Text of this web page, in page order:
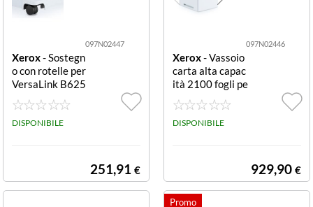
097N02447
Xerox- Sostegn
o con rotelle per
VersaLink B625
Caster Base B6
20
DISPONIBILE
251,91 €
097N02446
Xerox- Vassoio
carta alta capac
ità 2100 fogli pe
r VersaLink B62
5 2100 Sheet Hi
gh Capacity Fee
DISPONIBILE
929,90 €